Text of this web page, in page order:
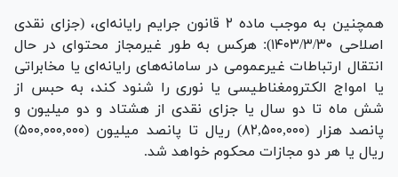
همچنین به موجب ماده ۲ قانون جرایم رایانه‌ای، (جزای نقدی
اصلاحی ۱۴۰۳/۳/۳۰): هرکس به طور غیرمجاز محتوای در حال
انتقال ارتباطات غیرعمومی در سامانه‌های رایانه‌ای یا مخابراتی
یا امواج الکترومغناطیسی یا نوری را شنود کند، به حبس از
شش ماه تا دو سال یا جزای نقدی از هشتاد و دو میلیون و
پانصد هزار (۸۲,۵۰۰,۰۰۰) ریال تا پانصد میلیون (۵۰۰,۰۰۰,۰۰۰)
ریال یا هر دو مجازات محکوم خواهد شد.